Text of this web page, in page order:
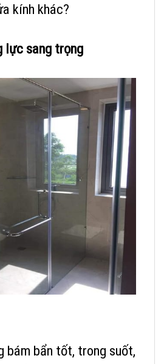
kính khác?
lực sang trọng
bám bẩn tốt, trong suốt,